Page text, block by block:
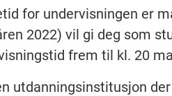
for undervisningen er
2022) vil gi deg som
frem til kl. 20
utdanningsinstitusjon